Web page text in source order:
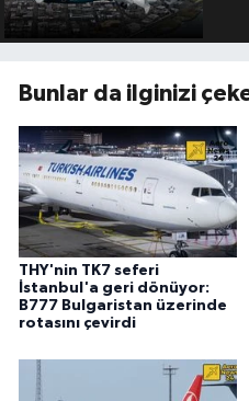
Bunlar da ilginizi
THY'nin TK7 seferi
İstanbul'a geri dönüyor:
B777 Bulgaristan üzerinde
rotasını çevirdi